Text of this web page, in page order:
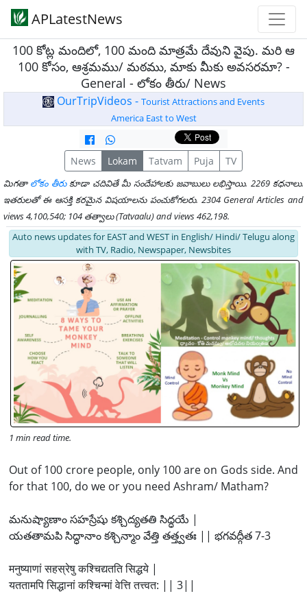
APLatestNews
100 కోట్ల మందిలో, 100 మంది మాత్రమే దేవుని వైపు. మరి ఆ
100 కోసం, ఆశ్రమము/ మఠము, మాకు మీకు అవసరమా? -
General - లోకం తీరు/ News
OurTripVideos - Tourist Attractions and Events
America East to West
News Lokam Tatvam Puja TV
మిగతా లోకం తీరుకూడా చదివితే మీ సందేహాలకు జవాబులు లభిస్తాయి. 2269 కధనాలు.
ఇతరులతో ఈ ఆసక్తి కరమైన విషయాలను పంచుకోగలరు. 2304 General Articles and
views 4,100,540; 104 తత్వాలు (Tatvaalu) and views 462,198.
Auto news updates for EAST and WEST in English/ Hindi/ Telugu along
with TV, Radio, Newspaper, Newsbites
1 min read time.
Out of 100 crore people, only 100 are on Gods side. And
for that 100, do we or you need Ashram/ Matham?
మనుష్యాణాం సహస్రేషు కశ్చిద్యతతి సిద్ధయే |
యతతామపి సిద్ధానాం కశ్చిన్మాం వేత్తి తత్త్వతః || భగవద్గీత 7-3
मनुष्याणां सहस्रेषु कश्चिद्यतति सिद्धये |
यततामपि सिद्धानां कश्चिन्मां वेत्ति तत्त्वत: || 3||